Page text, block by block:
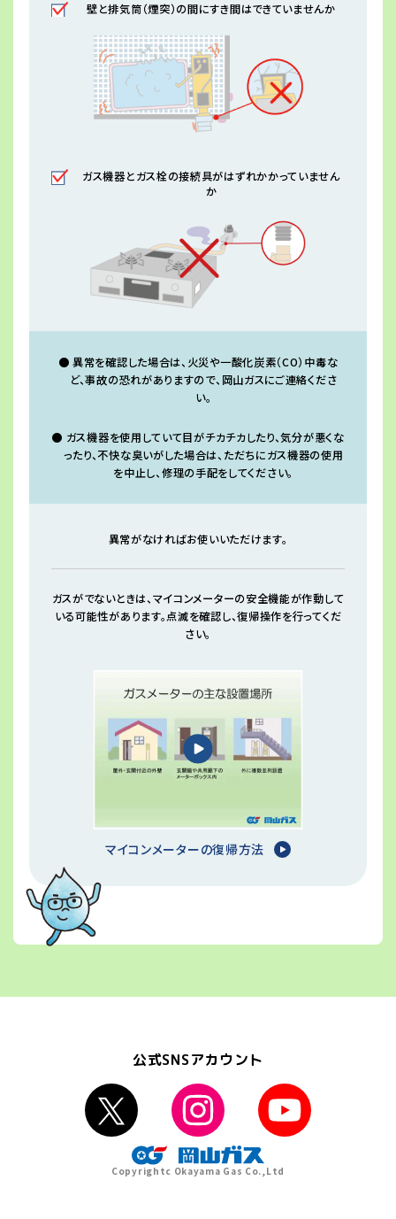
壁と排気筒（煙突）の間にすき間はできていませんか
ガス機器とガス栓の接続具がはずれかかっていません
か
異常を確認した場合は、火災や一酸化炭素（CO）中毒な
ど、事故の恐れがありますので、岡山ガスにご連絡くださ
い。
ガス機器を使用していて目がチカチカしたり、気分が悪くな
ったり、不快な臭いがした場合は、ただちにガス機器の使用
を中止し、修理の手配をしてください。
異常がなければお使いいただけます。
ガスがでないときは、マイコンメーターの安全機能が作動して
いる可能性があります。点滅を確認し、復帰操作を行ってくだ
さい。
マイコンメーターの復帰方法
公式SNSアカウント
Copyrightc Okayama Gas Co.,Ltd